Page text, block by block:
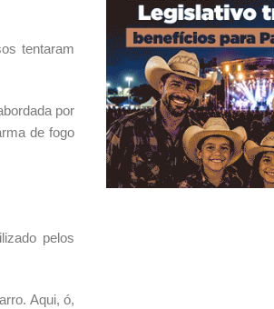
tentaram
por
de fogo
pelos
Aqui, ó,